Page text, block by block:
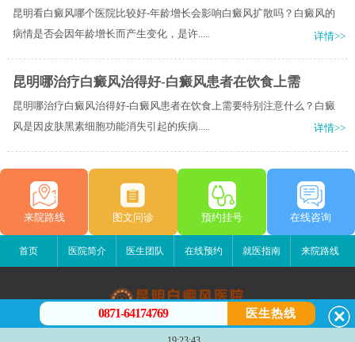
昆明看白癜风哪个医院比较好-年龄增长会影响白癜风扩散吗？白癜风的
病情是否会因年龄增长而产生变化，是许.....
详情>>
昆明哪治疗白癜风治得好-白癜风患者在饮食上需
昆明哪治疗白癜风治得好-白癜风患者在饮食上需要特别注意什么？白癜
风是因皮肤黑素细胞功能消失引起的疾病.....
详情>>
来院路线 图文问诊 预约挂号 在线咨询
首页 医院简介 医生团队 在线预约 就医指南 来院路线
昆明白癜风医院
0871-64174769 医生热线